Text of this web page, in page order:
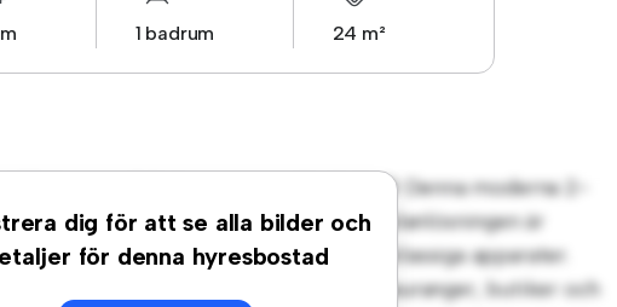
1 badrum 24 m²
dig för att se alla bilder och
för denna hyresbostad
på Risbergsgatan, Skellefteå! Denna moderna 2-
och mysigt vardagsrum. Den öppna planlösningen är
eleganta köket är utrustat med förstklassiga apparater.
några steg från stadens bästa restauranger, butiker och